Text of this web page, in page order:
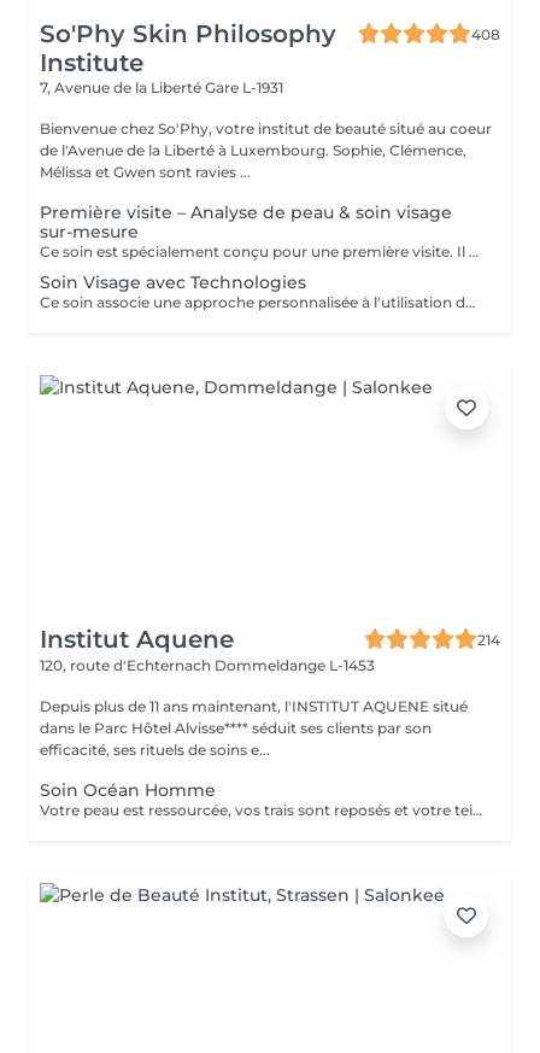
So'Phy Skin Philosophy
Institute
408
7, Avenue de la Liberté Gare L-1931
Bienvenue chez So'Phy, votre institut de beauté situé au coeur
de l'Avenue de la Liberté à Luxembourg. Sophie, Clémence,
Mélissa et Gwen sont ravies ...
Première visite – Analyse de peau & soin visage
sur-mesure
Ce soin est spécialement conçu pour une première visite. Il débute par une analyse de peau approfondie afin de comprendre ses besoins et d’identifier les déséquilibres éventuels. Le soin du visage est ensuite entièrement personnalisé, avec des techniques et des produits adaptés pour répondre de manière ciblée aux besoins de la peau. Ce premier rendez-vous permet d’obtenir des résultats visibles tout en bénéficiant de conseils personnalisés pour améliorer durablement la qualité de la peau.
Soin Visage avec Technologies
Ce soin associe une approche personnalisée à l'utilisation de technologies avancées afin d'agir plus en profondeur sur la peau. Les technologies sont sélectionnées en fonction des besoins pour améliorer la texture de la peau, l'hydratation et les signes de l'âge. Un soin idéal pour obtenir des résultats visibles et aller plus loin dans l'amélioration de la qualité de la peau.
Institut Aquene
214
120, route d'Echternach Dommeldange L-1453
Depuis plus de 11 ans maintenant, l'INSTITUT AQUENE situé
dans le Parc Hôtel Alvisse**** séduit ses clients par son
efficacité, ses rituels de soins e...
Soin Océan Homme
Votre peau est ressourcée, vos trais sont reposés et votre teint plus lumineux. Véritable recharge d'énergie, les extraits d'algue bleue sont libérés au cur des cellules pour une action anti-âge et antifatigue.